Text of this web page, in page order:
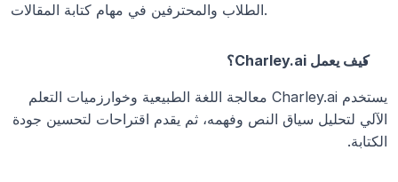
الطلاب والمحترفين في مهام كتابة المقالات.
كيف يعمل Charley.ai؟
الكتابة.